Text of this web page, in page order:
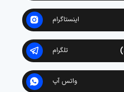
اینستاگرام
تلگرام
واتس آپ